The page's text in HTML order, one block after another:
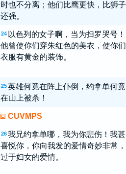
时也不分离；他们比鹰更快，比狮子
还强。
24 以色列的女子啊，当为扫罗哭号！
他曾使你们穿朱红色的美衣，使你们
衣服有黄金的装饰。
25 英雄何竟在阵上仆倒，约拿单何竟
在山上被杀！
CUVMPS
26 我兄约拿单哪，我为你悲伤！我甚
喜悦你，你向我发的爱情奇妙非常，
过于妇女的爱情。